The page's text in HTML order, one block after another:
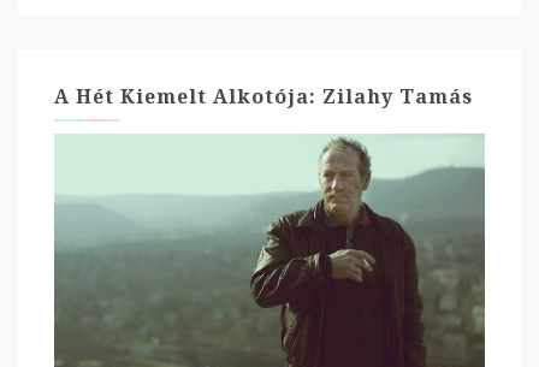
A Hét Kiemelt Alkotója: Zilahy Tamás